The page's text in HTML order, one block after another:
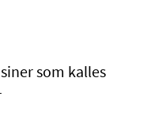
som kalles